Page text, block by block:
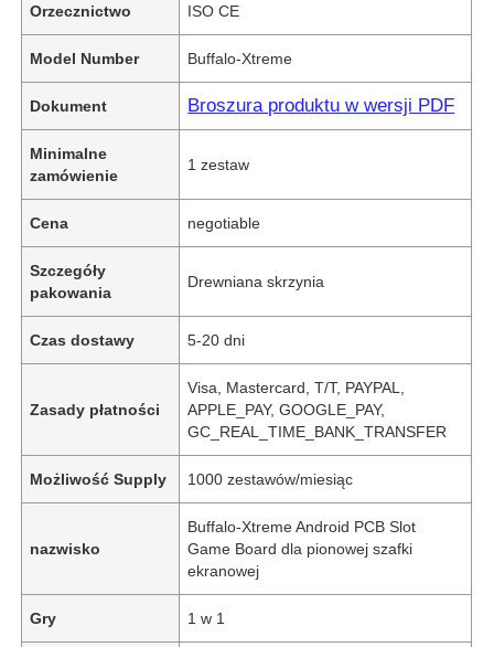
Orzecznictwo ISO CE
Model Number Buffalo-Xtreme
Dokument Broszura produktu w wersji PDF
Minimalne
zamówienie
1 zestaw
Cena negotiable
Szczegóły
pakowania
Drewniana skrzynia
Czas dostawy 5-20 dni
Zasady płatności
Visa, Mastercard, T/T, PAYPAL,
APPLE_PAY, GOOGLE_PAY,
GC_REAL_TIME_BANK_TRANSFER
Możliwość Supply 1000 zestawów/miesiąc
nazwisko
Buffalo-Xtreme Android PCB Slot
Game Board dla pionowej szafki
ekranowej
Gry 1 w 1